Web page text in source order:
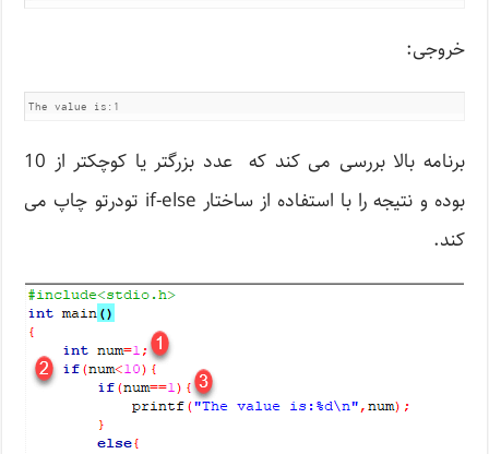
خروجی:
The value is:1
برنامه بالا بررسی می کند که عدد بزرگتر یا کوچکتر از 10
بوده و نتیجه را با استفاده از ساختار if-else تودرتو چاپ می
کند.